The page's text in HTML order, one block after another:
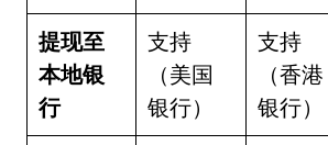
提现至
本地银
行
支持
（美国
银行）
支持
（香港
银行）